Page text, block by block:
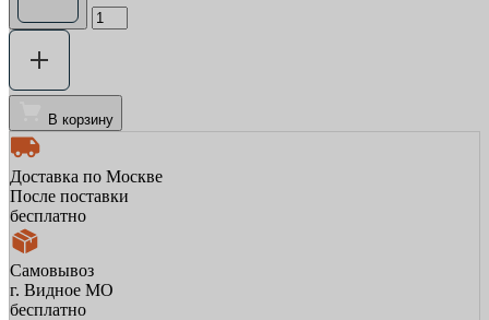
В корзину
Доставка по Москве
После поставки
бесплатно
Самовывоз
г. Видное МО
бесплатно